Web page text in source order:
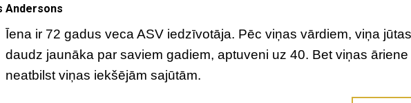
Andersons
Īena ir 72 gadus veca ASV iedzīvotāja. Pēc viņas vārdiem, viņa jūtas
daudz jaunāka par saviem gadiem, aptuveni uz 40. Bet viņas āriene
neatbilst viņas iekšējām sajūtām.